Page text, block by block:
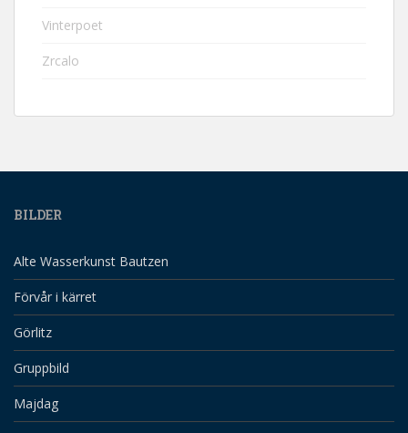
Vinterpoet
Zrcalo
BILDER
Alte Wasserkunst Bautzen
Förvår i kärret
Görlitz
Gruppbild
Majdag